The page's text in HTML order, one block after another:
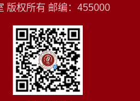
版权所有 邮编：455000